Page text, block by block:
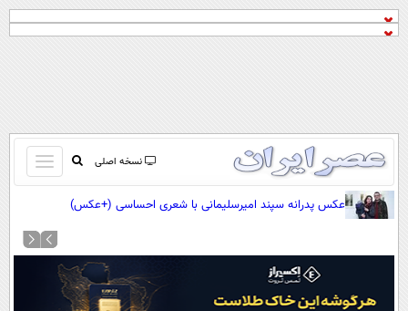
نسخه اصلی
باز
و
کردن
منو
صفحه اول
نظرسنجی
عکس پدرانه سپند امیرسلیمانی با شعری احساسی (+عکس)